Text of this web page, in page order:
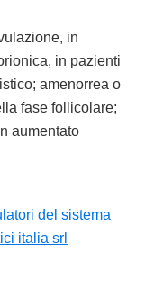
in
in pazienti
amenorrea o
fase follicolare;
aumentato
del sistema
italia srl